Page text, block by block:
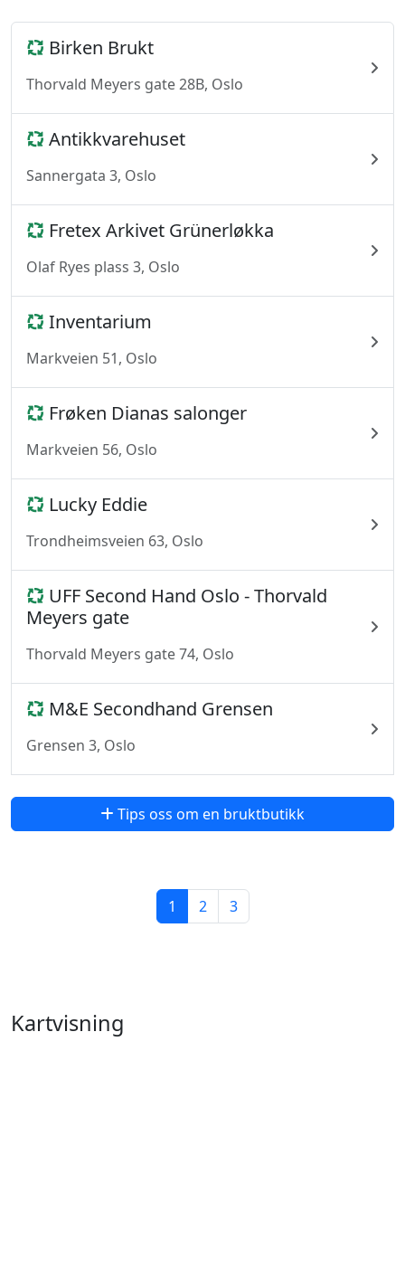
Birken Brukt
Thorvald Meyers gate 28B, Oslo
Antikkvarehuset
Sannergata 3, Oslo
Fretex Arkivet Grünerløkka
Olaf Ryes plass 3, Oslo
Inventarium
Markveien 51, Oslo
Frøken Dianas salonger
Markveien 56, Oslo
Lucky Eddie
Trondheimsveien 63, Oslo
UFF Second Hand Oslo - Thorvald
Meyers gate
Thorvald Meyers gate 74, Oslo
M&E Secondhand Grensen
Grensen 3, Oslo
Tips oss om en bruktbutikk
1 2 3
Kartvisning